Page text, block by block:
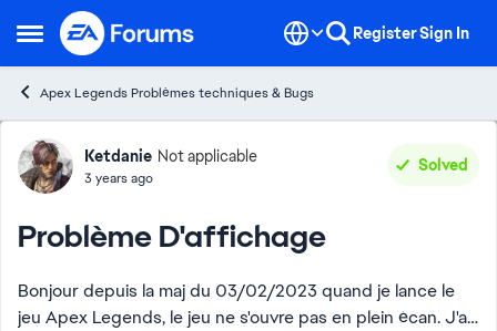
Open Side Menu
Skip to content RegisterSign In
Apex Legends Problèmes techniques & Bugs
Forum Discussion
Ketdanie Not applicable
3 years ago
Solved
Problème D'affichage
Bonjour depuis la maj du 03/02/2023 quand je lance le
jeu Apex Legends, le jeu ne s'ouvre pas en plein écan. J'ai